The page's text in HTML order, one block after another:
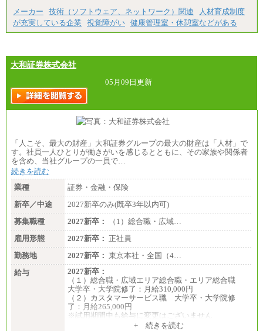
メーカー
技術（ソフトウェア、ネットワーク）関連
人材育成制度
が充実している企業
視覚障がい 健康管理室・休憩室などがある
大和証券株式会社
05月09日更新
「人こそ、最大の財産」大和証券グループの最大の財産は「人材」で
す。社員一人ひとりが働きがいを感じるとともに、その家族や関係者
を含め、当社グループの一員で…
続きを読む
業種
証券・金融・保険
新卒／中途
2027新卒のみ(既卒3年以内可)
募集職種
2027新卒：
（1）総合職・広域…
雇用形態
2027新卒： 正社員
勤務地
2027新卒： 東京本社・全国（4…
給与
2027新卒：
（１）総合職・広域エリア総合職・エリア総合職
大学卒・大学院修了：月給310,000円
（２）カスタマーサービス職 大学卒・大学院修
了：月給265,000円
※試用期間中も給与に変更はございません
+ 続きを読む